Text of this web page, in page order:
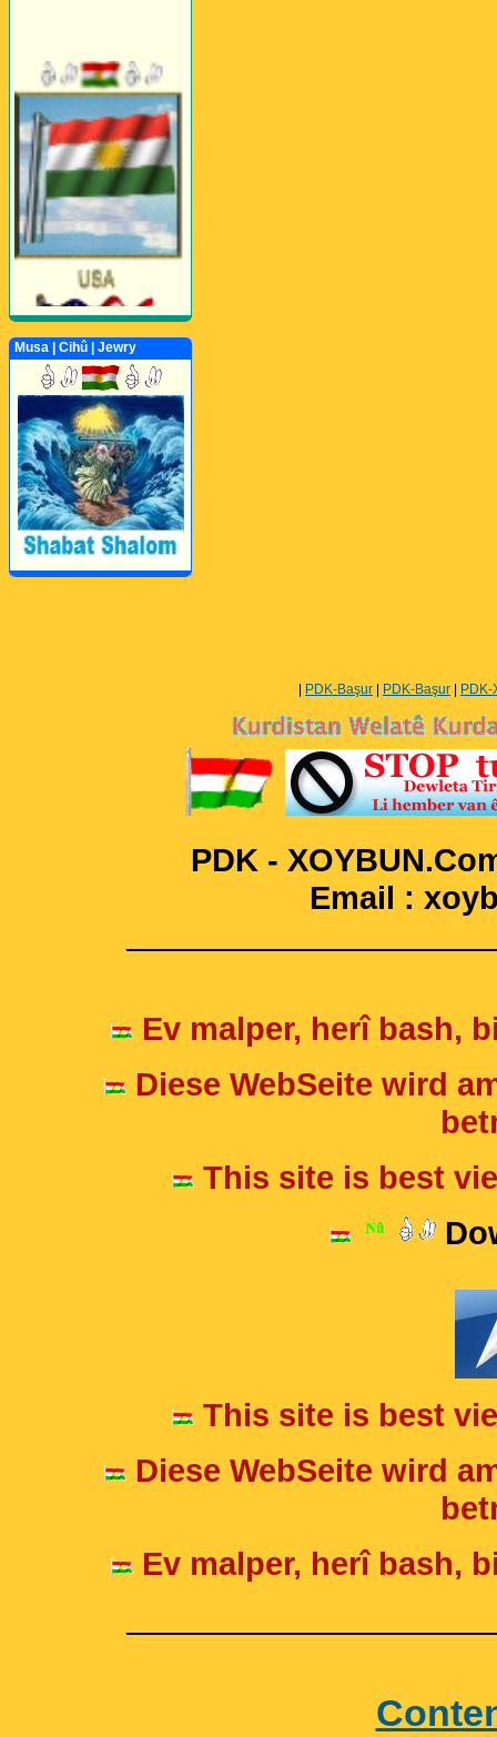
Musa | Cihû | Jewry
PDK-Başur PDK-Başur
PDK -
Email :
Ev malper, herî bash,
Diese WebSeite wird
This site is best
This site is best
Diese WebSeite wird
Ev malper, herî bash,